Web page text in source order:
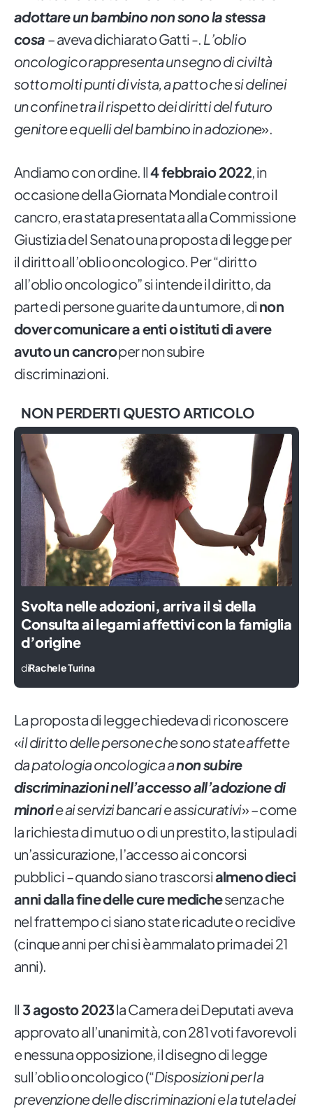
adottare un bambino non sono la stessa
cosa – aveva dichiarato Gatti -. L’oblio
oncologico rappresenta un segno di civiltà
sotto molti punti di vista, a patto che si delinei
un confine tra il rispetto dei diritti del futuro
genitore e quelli del bambino in adozione».
Andiamo con ordine. Il4 febbraio 2022, in
occasione della Giornata Mondiale contro il
cancro, era stata presentata alla Commissione
Giustizia del Senato una proposta di legge per
il diritto all’oblio oncologico. Per “diritto
all’oblio oncologico” si intende il diritto, da
parte di persone guarite da un tumore, di non
dover comunicare a enti o istituti di avere
avuto un cancroper non subire
discriminazioni.
NON PERDERTI QUESTO ARTICOLO
Svolta nelle adozioni, arriva il sì della
Consulta ai legami affettivi con la famiglia
d’origine
diRachele Turina
La proposta di legge chiedeva di riconoscere
«il diritto delle persone che sono state affette
da patologia oncologica anon subire
discriminazioni nell’accesso all’adozione di
minorie ai servizi bancari e assicurativi» – come
la richiesta di mutuo o di un prestito, la stipula di
un’assicurazione, l’accesso ai concorsi
pubblici – quando siano trascorsialmeno dieci
anni dalla fine delle cure medichesenza che
nel frattempo ci siano state ricadute o recidive
(cinque anni per chi si è ammalato prima dei 21
anni).
Il 3 agosto 2023la Camera dei Deputati aveva
approvato all’unanimità, con 281 voti favorevoli
e nessuna opposizione, il disegno di legge
sull’oblio oncologico (“Disposizioni per la
prevenzione delle discriminazioni e la tutela dei